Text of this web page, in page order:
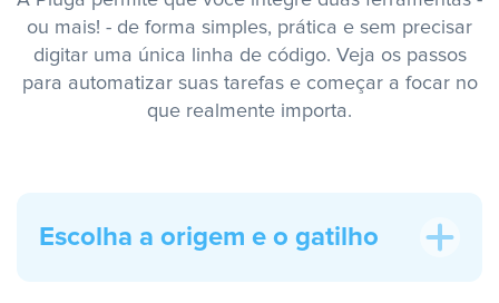
ou mais! - de forma simples, prática e sem precisar
digitar uma única linha de código. Veja os passos
para automatizar suas tarefas e começar a focar no
que realmente importa.
Escolha a origem e o gatilho